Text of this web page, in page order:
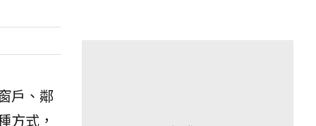
戶、鄰
方式，